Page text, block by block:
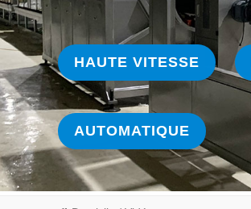
HAUTE VITESSE
AUTOMATIQUE